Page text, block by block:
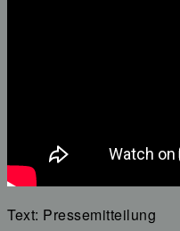
Text: Pressemitteilung